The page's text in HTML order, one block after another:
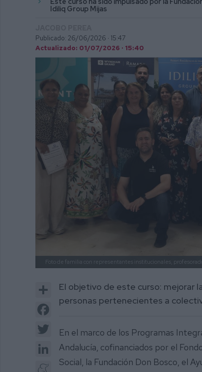
Idiliq Group Mijas
Publicado: 26/06/2026 · 15:47
Actualizado: 01/07/2026 · 15:40
Foto de familia con representantes institucionales,
Share
Facebook
LinkedIn
Meneame
El objetivo de este curso: mejorar
personas pertenecientes a
En el marco de los Programas
Andalucía, cofinanciados por el
Social, la Fundación Don Bosco, el